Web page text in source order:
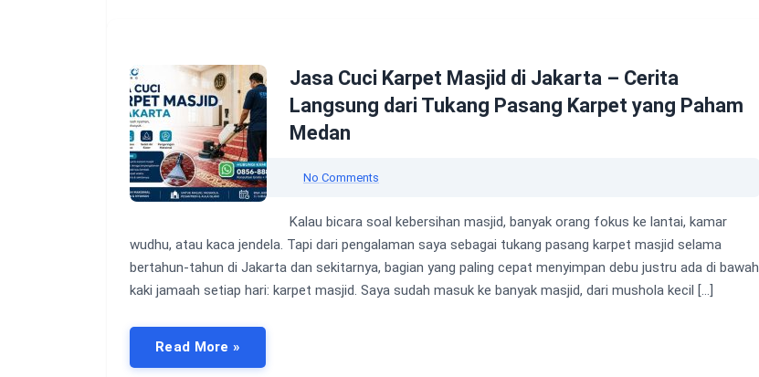
Jasa Cuci Karpet Masjid di Jakarta – Cerita
Langsung dari Tukang Pasang Karpet yang Paham
Medan
No Comments
Kalau bicara soal kebersihan masjid, banyak orang fokus ke lantai, kamar
wudhu, atau kaca jendela. Tapi dari pengalaman saya sebagai tukang pasang karpet masjid selama
bertahun-tahun di Jakarta dan sekitarnya, bagian yang paling cepat menyimpan debu justru ada di bawah
kaki jamaah setiap hari: karpet masjid. Saya sudah masuk ke banyak masjid, dari mushola kecil […]
Read More »